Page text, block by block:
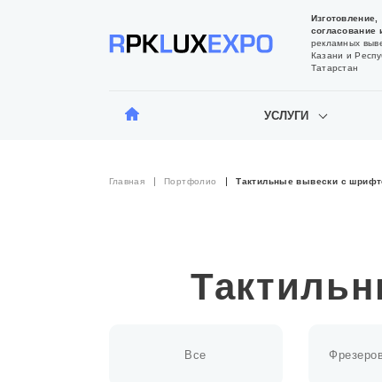
Изготовление,
согласование
рекламных
Казани и
Татарстан
УСЛУГИ
Главная Портфолио Тактильные вывески с
Все